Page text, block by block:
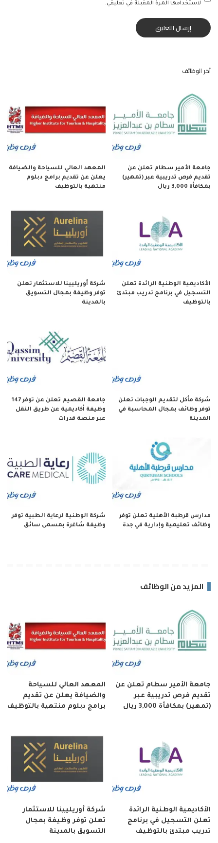
لاستخدامها المرة المقبلة في تعليقي.
آخر الوظائف
جامعة الأمير سطام تعلن عن
تقديم فرص تدريبية عبر (تمهير)
بمكافأة 3,000 ريال
المعهد العالي للسياحة والضيافة
يعلن عن تقديم برامج دبلوم
منتهية بالتوظيف
الأكاديمية الوطنية الرائدة تعلن
التسجيل في برنامج تدريب مبتدئ
بالتوظيف
شركة أوريليينا للاستثمار تعلن
توفر وظيفة بمجال التسويق
بالمدينة
شركة مأكل لتقديم الوجبات تعلن
توفر وظائف بمجال المحاسبة في
المدينة
جامعة القصيم تعلن عن توفر 147
وظيفة أكاديمية عن طريق النقل
عبر منصة قدرات
مدارس قرطبة الأهلية تعلن توفر
وظائف تعليمية وإدارية في جدة
شركة الوطنية لرعاية الطبية توفر
وظيفة شاغرة بمسمى سائق
المزيد من الوظائف
جامعة الأمير سطام تعلن عن
تقديم فرص تدريبية عبر
(تمهير) بمكافأة 3,000 ريال
المعهد العالي للسياحة
والضيافة يعلن عن تقديم
برامج دبلوم منتهية بالتوظيف
الأكاديمية الوطنية الرائدة
تعلن التسجيل في برنامج
تدريب مبتدئ بالتوظيف
شركة أوريليينا للاستثمار
تعلن توفر وظيفة بمجال
التسويق بالمدينة